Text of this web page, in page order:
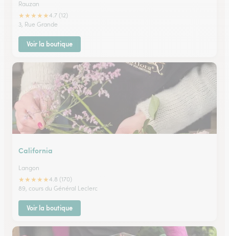
Rauzan
★★★★★4.7 (12)
3, Rue Grande
Voir la boutique
California
Langon
★★★★★4.8 (170)
89, cours du Général Leclerc
Voir la boutique